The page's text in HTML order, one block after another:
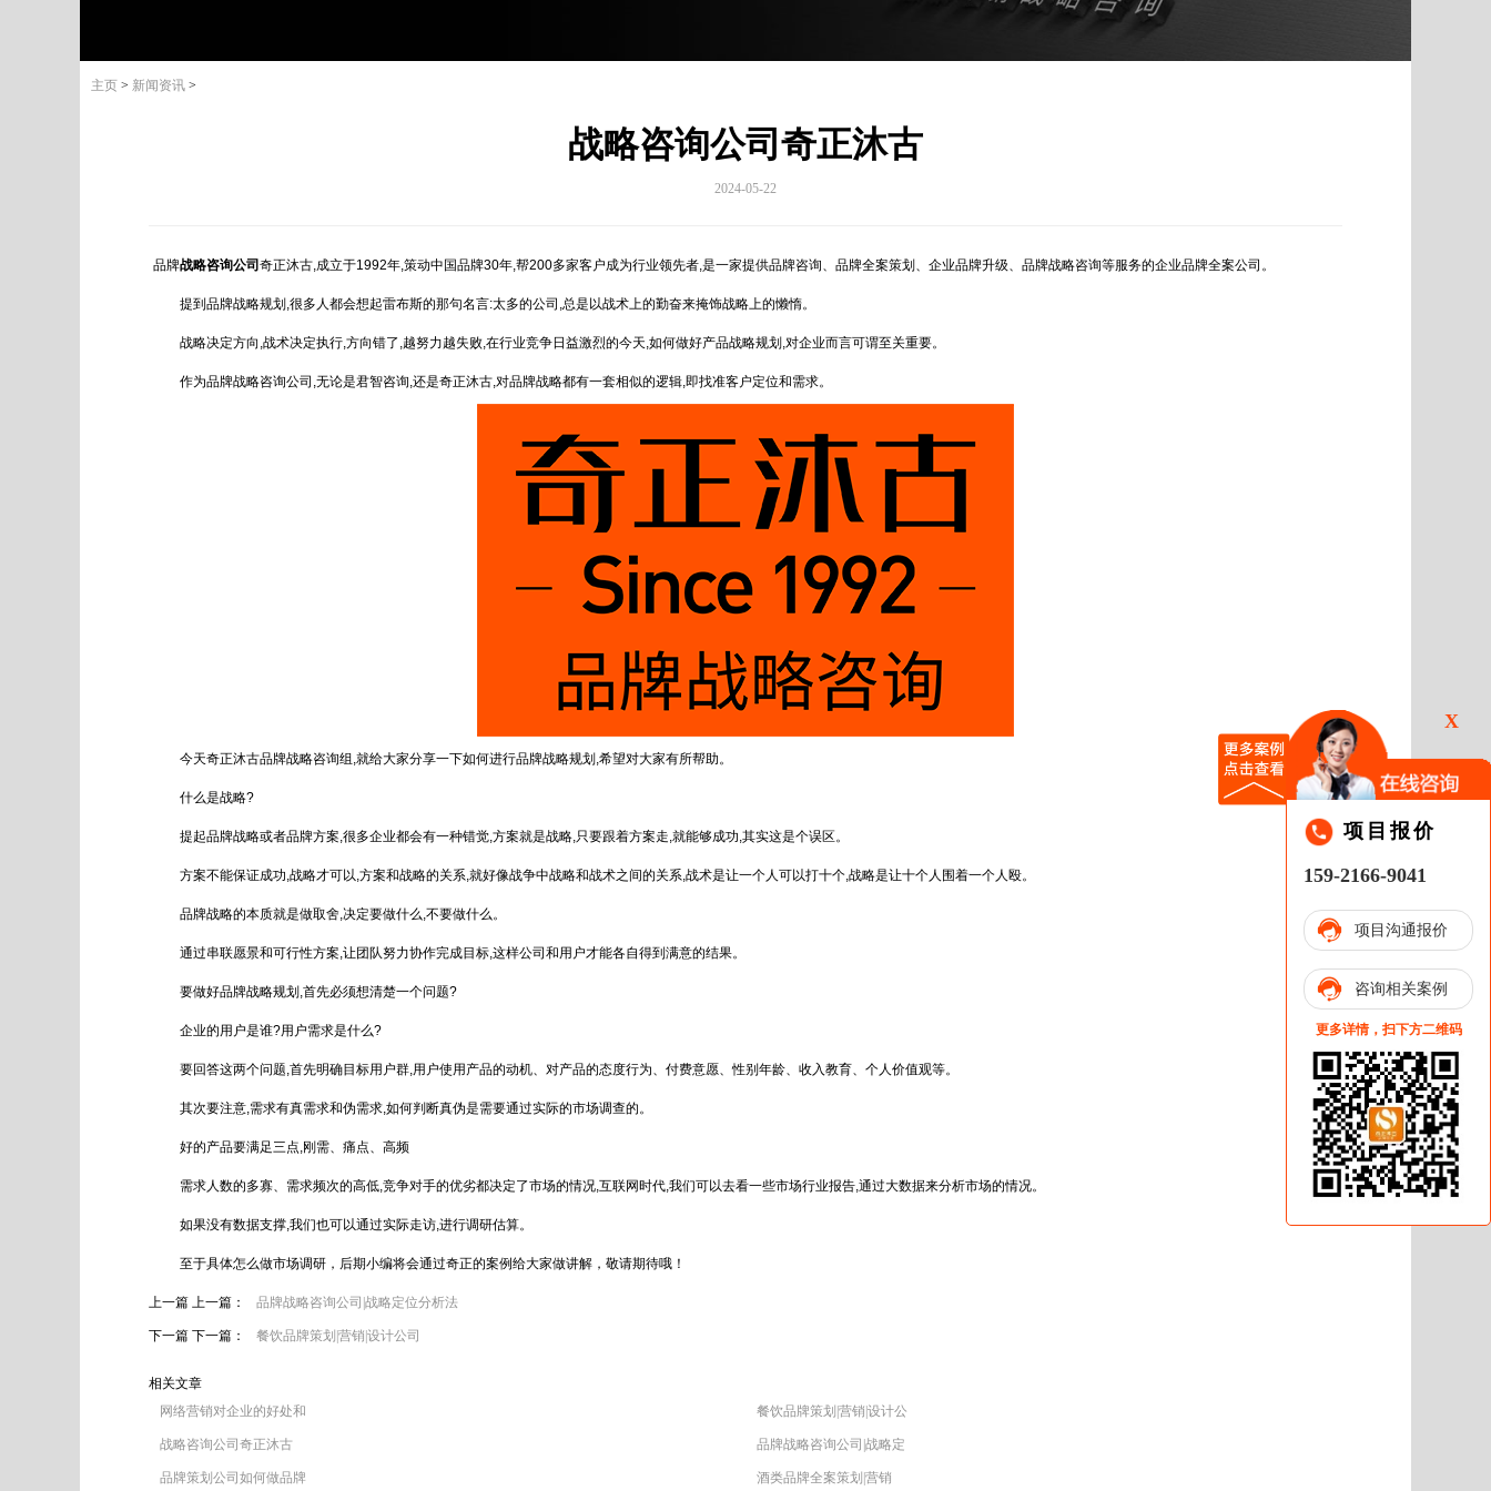
主页 > 新闻资讯 >
战略咨询公司奇正沐古
2024-05-22
品牌战略咨询公司 奇正沐古,成立于1992年,策动中国品牌30年,帮200多家客户成为行业领先者,是一家提供品牌咨询、品牌全案策划、企业品牌升级、品牌战略咨询等服务的企业品牌全案公司。
提到品牌战略规划,很多人都会想起雷布斯的那句名言:太多的公司,总是以战术上的勤奋来掩饰战略上的懒惰。
战略决定方向,战术决定执行,方向错了,越努力越失败,在行业竞争日益激烈的今天,如何做好产品战略规划,对企业而言可谓至关重要。
作为品牌战略咨询公司,无论是君智咨询,还是奇正沐古,对品牌战略都有一套相似的逻辑,即找准客户定位和需求。
今天奇正沐古品牌战略咨询组,就给大家分享一下如何进行品牌战略规划,希望对大家有所帮助。
什么是战略?
提起品牌战略或者品牌方案,很多企业都会有一种错觉,方案就是战略,只要跟着方案走,就能够成功,其实这是个误区。
方案不能保证成功,战略才可以,方案和战略的关系,就好像战争中战略和战术之间的关系,战术是让一个人可以打十个,战略是让十个人围着一个人殴。
品牌战略的本质就是做取舍,决定要做什么,不要做什么。
通过串联愿景和可行性方案,让团队努力协作完成目标,这样公司和用户才能各自得到满意的结果。
要做好品牌战略规划,首先必须想清楚一个问题?
企业的用户是谁?用户需求是什么?
要回答这两个问题,首先明确目标用户群,用户使用产品的动机、对产品的态度行为、付费意愿、性别年龄、收入教育、个人价值观等。
其次要注意,需求有真需求和伪需求,如何判断真伪是需要通过实际的市场调查的。
好的产品要满足三点,刚需、痛点、高频
需求人数的多寡、需求频次的高低,竞争对手的优劣都决定了市场的情况,互联网时代,我们可以去看一些市场行业报告,通过大数据来分析市场的情况。
如果没有数据支撑,我们也可以通过实际走访,进行调研估算。
至于具体怎么做市场调研，后期小编将会通过奇正的案例给大家做讲解，敬请期待哦！
上一篇 上一篇： 品牌战略咨询公司|战略定位分析法
下一篇 下一篇： 餐饮品牌策划|营销|设计公司
相关文章
网络营销对企业的好处和
餐饮品牌策划|营销|设计公
战略咨询公司奇正沐古 品牌战略咨询公司|战略定
品牌策划公司如何做品牌 酒类品牌全案策划|营销
X
项目报价
159-2166-9041
项目沟通报价
咨询相关案例
更多详情，扫下方二维码